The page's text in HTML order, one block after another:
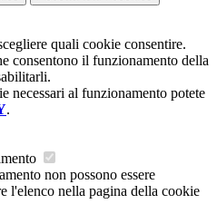
quali cookie consentire.
consentono il funzionamento della
necessari al funzionamento potete
.
non possono essere
l'elenco nella pagina della cookie